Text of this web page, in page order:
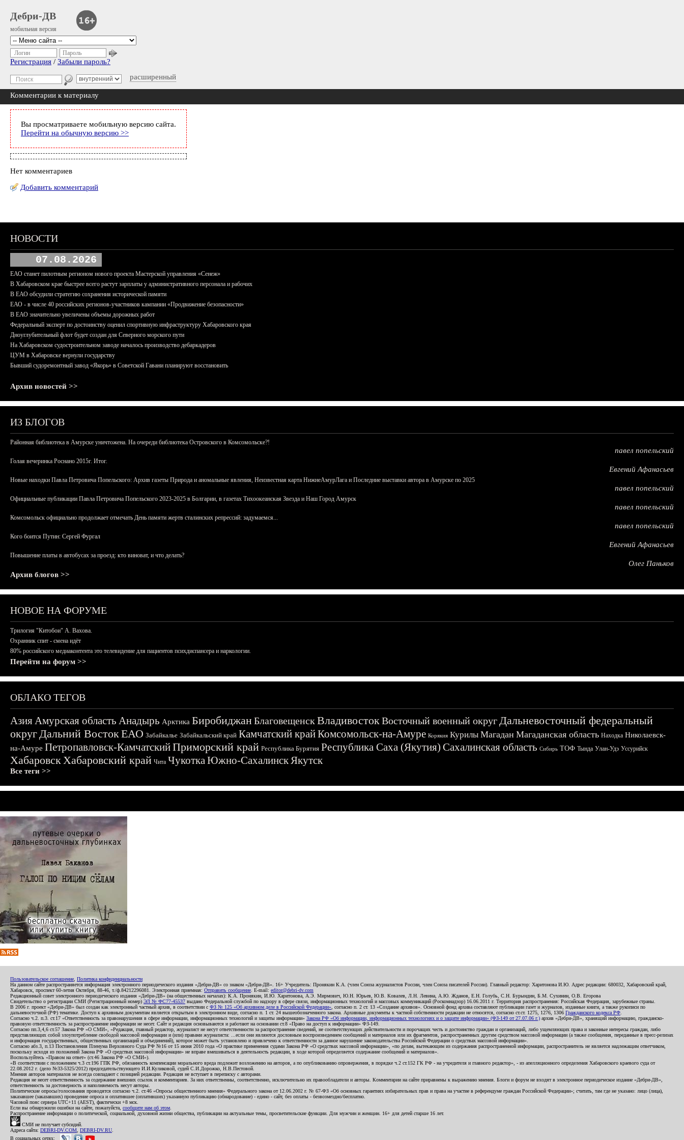
Дебри-ДВ
мобильная версия
расширенный
Логин Пароль
Регистрация / Забыли пароль?
Комментарии к материалу
Вы просматриваете мобильную версию сайта.
Перейти на обычную версию >>
Нет комментариев
Добавить комментарий
НОВОСТИ
07.08.2026
ЕАО станет пилотным регионом нового проекта Мастерской управления «Сенеж»
В Хабаровском крае быстрее всего растут зарплаты у административного персонала и рабочих
В ЕАО обсудили стратегию сохранения исторической памяти
ЕАО - в числе 40 российских регионов-участников кампании «Продвижение безопасности»
В ЕАО значительно увеличены объемы дорожных работ
Федеральный эксперт по достоинству оценил спортивную инфраструктуру Хабаровского края
Дноуглубительный флот будет создан для Северного морского пути
На Хабаровском судостроительном заводе началось производство дебаркадеров
ЦУМ в Хабаровске вернули государству
Бывший судоремонтный завод «Якорь» в Советской Гавани планируют восстановить
Архив новостей >>
ИЗ БЛОГОВ
Районная библиотека в Амурске уничтожена. На очереди библиотека Островского в Комсомольске?!
павел попельский
Голая вечеринка Роснано 2015г. Итог.
Евгений Афанасьев
Новые находки Павла Петровича Попельского: Архив газеты Природа и аномальные явления, Неизвестная карта НижнеАмурЛага и Последние выставки автора в Амурске по 2025
павел попельский
Официальные публикации Павла Петровича Попельского 2023-2025 в Болгарии, в газетах Тихоокеанская Звезда и Наш Город Амурск
павел попельский
Комсомольск официально продолжает отмечать День памяти жертв сталинских репрессий: задумаемся...
павел попельский
Кого боится Путин: Сергей Фургал
Евгений Афанасьев
Повышение платы в автобусах за проезд: кто виноват, и что делать?
Олег Паньков
Архив блогов >>
НОВОЕ НА ФОРУМЕ
Трилогия "Китобои" А. Вахова.
Охранник спит - смена идёт
80% российского медиаконтента это телевидение для пациентов психдиспансера и наркологии.
Перейти на форум >>
ОБЛАКО ТЕГОВ
АзияАмурская область Анадырь Арктика БиробиджанБлаговещенскВладивостокВосточный военный округДальневосточный федеральный
округДальний ВостокЕАО Забайкалье Забайкальский край Камчатский крайКомсомольск-на-Амуре Корякия Курилы Магадан Магаданская область Находка Николаевск-
на-Амуре Петропавловск-КамчатскийПриморский край Республика Бурятия Республика Саха (Якутия) Сахалинская область Сибирь ТОФ Тында Улан-Удэ Уссурийск
ХабаровскХабаровский край Чита ЧукоткаЮжно-СахалинскЯкутск
Все теги >>
Пользовательское соглашение Политика конфиденциальности
На данном сайте распространяется информация электронного периодического издания «Дебри-ДВ» со знаком «Дебри-ДВ». 16+ Учредитель: Пронякин К.А. (член Союза журналистов России, член Союза писателей России). Главный редактор: Харитонова И.Ю. Адрес редакции: 680032, Хабаровский край,
Хабаровск, проспект 60-летия Октября, 88-46, т./ф.84212296081. Электронная приемная: Отправить сообщение . E-mail: editor@debri-dv.com
Редакционный совет электронного периодического издания «Дебри-ДВ» (на общественных началах): К.А. Пронякин, И.Ю. Харитонова, А.Э. Мирмович, Ю.Н. Юрьев, Ю.В. Ковалев, Л.Н. Левина, А.Ю. Жданов, Е.Н. Голубь, С.Н. Бурындин, Б.М. Сухинин, О.В. Егорова
Свидетельство о регистрации СМИ (Регистрационный номер) ЭЛ № ФС77-45537 выдано Федеральной службой по надзору в сфере связи, информационных технологий и массовых коммуникаций (Роскомнадзор) 16.06.2011 г. Территория распространения: Российская Федерация, зарубежные страны.
В 2006 г. проект «Дебри-ДВ» был создан как электронный частный архив, в соответствии с ФЗ № 125 «Об архивном деле в Российской Федерации» , согласно п. 2 ст. 13 «Создание архивов». Основной фонд архива составляют публикации газет и журналов, изданные книги, а также рукописи по
дальневосточной (РФ) тематике. Доступ к архивным документам является открытым в электронном виде, согласно п. 1 ст. 24 вышеобозначенного закона. Архивные документы к частной собственности редакции не относятся, согласно ст.ст. 1275, 1276, 1306 Гражданского кодекса РФ
Согласно ч.2. п.3. ст.17 «Ответственность за правонарушения в сфере информации, информационных технологий и защиты информации» Закона РФ «Об информации, информационных технологиях и о защите информации» (ФЗ-149 от 27.07.06 г.) архив «Дебри-ДВ», хранящий информацию, гражданско-
правовую ответственность за распространение информации не несет. Сайт и редакция основываются и работают на основании ст.8 «Право на доступ к информации» ФЗ-149.
Согласно пп.3,4,6 ст.57 Закона РФ «О СМИ», «Редакция, главный редактор, журналист не несут ответственности за распространение сведений, не соответствующих действительности и порочащих честь и достоинство граждан и организаций, либо ущемляющих права и законные интересы граждан, либо
представляющих собой злоупотребление свободой массовой информации и (или) правами журналиста: ...если они являются дословным воспроизведением сообщений и материалов или их фрагментов, распространенных другим средством массовой информации (а также сообщения, переданные в пресс-релизах
и информация государственных, общественных организаций и объединений), которое может быть установлено и привлечено к ответственности за данное нарушение законодательства Российской Федерации о средствах массовой информации».
Согласно абз.3, п.13 Постановления Пленума Верховного Суда РФ №16 от 15 июня 2010 года «О практике применения судами Закона РФ «О средствах массовой информации», «по делам, вытекающим из содержания распространенной информации, распространитель не является надлежащим ответчиком,
поскольку исходя из положений Закона РФ «О средствах массовой информации» не вправе вмешиваться в деятельность редакции, в ходе которой определяется содержание сообщений и материалов».
Воспользуйтесь «Правом на ответ» (ст.46 Закона РФ «О СМИ»).
«В соответствии с положением ч.3 ст.196 ГПК РФ, обязанность компенсации морального вреда подлежит возложению на авторов, а по опубликованию опровержения, в порядке ч.2 ст.152 ГК РФ - на учредителя и главного редактор», - из апелляционного определения Хабаровского краевого суда от
22.08.2012 г. (дело №33-5325/2012) председательствующего И.И.Куликовой, судей С.И.Дорожко, Н.В.Пестовой.
Мнения авторов материалов не всегда совпадают с позицией редакции. Редакция не вступает в переписку с авторами.
Редакция не несет ответственность за содержание внешних ссылок и комментариев. За них ответственны, соответственно, исключительно их правообладатели и авторы. Комментарии на сайте приравнены к выражению мнения. Блоги и форум не входят в электронное периодическое издание «Дебри-ДВ»,
ответственность за достоверность и наполняемость несут авторы.
Политические опросы/голосования проводятся согласно ч.2. ст.46 «Опросы общественного мнения» Федерального закона от 12.06.2002 г. № 67-ФЗ «Об основных гарантиях избирательных прав и права на участие в референдуме граждан Российской Федерации»; считать, там где не указано: лицо (лица),
заказавшее (заказавших) проведение опроса и оплатившее (оплативших) указанную публикацию (обнародование) - едино - сайт, без оплаты - безвозмездно/бесплатно.
Часовой пояс сервера UTC+11 (AEST), фактически +8 мск.
Если вы обнаружили ошибки на сайте, пожалуйста, сообщите нам об этом
Распространение информации о политической, социальной, духовной жизни общества, публикации на актуальные темы, просветительские функции. Для мужчин и женщин. 16+ для детей старше 16 лет.
СМИ не получает субсидий.
Адреса сайта: DEBRI-DV.COM DEBRI-DV.RU
В социальных сетях: